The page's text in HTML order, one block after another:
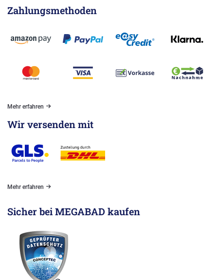
Zahlungsmethoden
Mehr erfahren
Wir versenden mit
Mehr erfahren
Sicher bei MEGABAD kaufen